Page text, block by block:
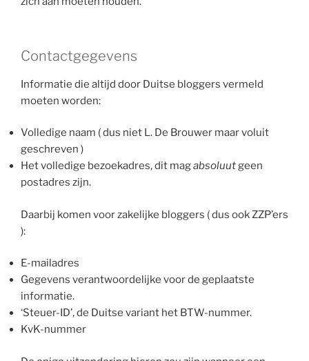
Contactgegevens
Informatie die altijd door Duitse bloggers vermeld
moeten worden:
Volledige naam ( dus niet L. De Brouwer maar voluit
geschreven )
Het volledige bezoekadres, dit magabsoluutgeen
postadres zijn.
Daarbij komen voor zakelijke bloggers ( dus ook ZZP’ers
):
E-mailadres
Gegevens verantwoordelijke voor de geplaatste
informatie.
‘Steuer-ID’, de Duitse variant het BTW-nummer.
KvK-nummer